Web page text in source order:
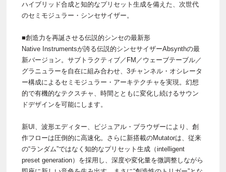
ハイブリッド合成と知的なプリセット生成を備えた、次世代
のセミモジュラー・シンセサイザー。
■創造力を再誕させる伝説的シンセの最新形
Native Instrumentsが誇る伝説的シンセサイザーAbsynthの最
新バージョン。サブトラクティブ／FM／ウェーブテーブル／
グラニュラーを自在に組み合わせ、3チャンネル・オシレータ
ー構成によるセミモジュラー・アーキテクチャを実現。幻想
的で有機的なテクスチャ、時間とともに変化し続けるサウン
ドデザインを可能にします。
新UI、波形エディター、ビジュアル・ブラウザーにより、創
作フローは圧倒的に高速化。さらに新搭載のMutatorは、従来
の“ランダム”ではなく知的なプリセット生成（intelligent
preset generation）を採用し、深度や変化量を微調整しながら